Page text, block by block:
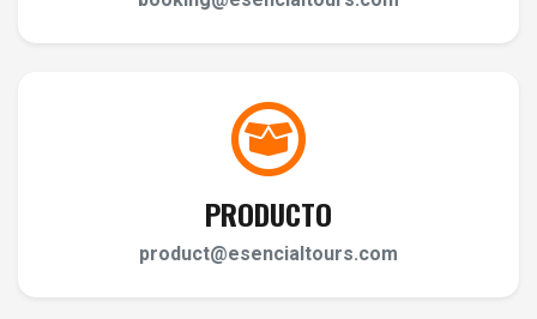
PRODUCTO
product@esencialtours.com